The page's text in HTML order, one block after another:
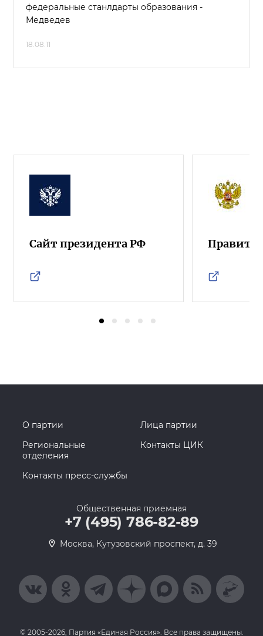
федеральные станлдарты образования -
Медведев
18.08.11
Сайт президента РФ
О партии
Лица партии
Региональные
отделения
Контакты ЦИК
Контакты пресс-службы
Общественная приемная
+7 (495) 786-82-89
Москва, Кутузовский проспект, д. 39
© 2005-2026, Партия «Единая Россия». Все права защищены.